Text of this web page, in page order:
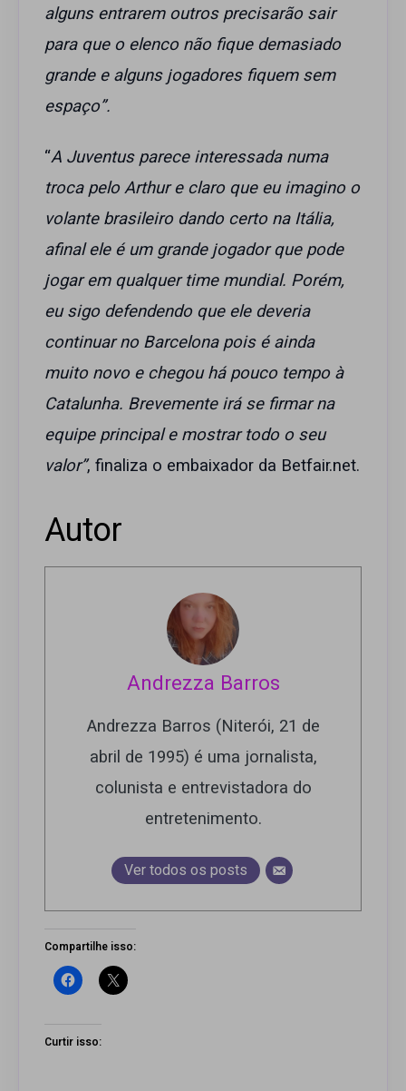
alguns entrarem outros precisarão sair
para que o elenco não fique demasiado
grande e alguns jogadores fiquem sem
espaço”.
“A Juventus parece interessada numa
troca pelo Arthur e claro que eu imagino o
volante brasileiro dando certo na Itália,
afinal ele é um grande jogador que pode
jogar em qualquer time mundial. Porém,
eu sigo defendendo que ele deveria
continuar no Barcelona pois é ainda
muito novo e chegou há pouco tempo à
Catalunha. Brevemente irá se firmar na
equipe principal e mostrar todo o seu
valor”, finaliza o embaixador da Betfair.net.
Autor
Andrezza Barros
Andrezza Barros (Niterói, 21 de
abril de 1995) é uma jornalista,
colunista e entrevistadora do
entretenimento.
Ver todos os posts
Compartilhe isso:
Curtir isso: